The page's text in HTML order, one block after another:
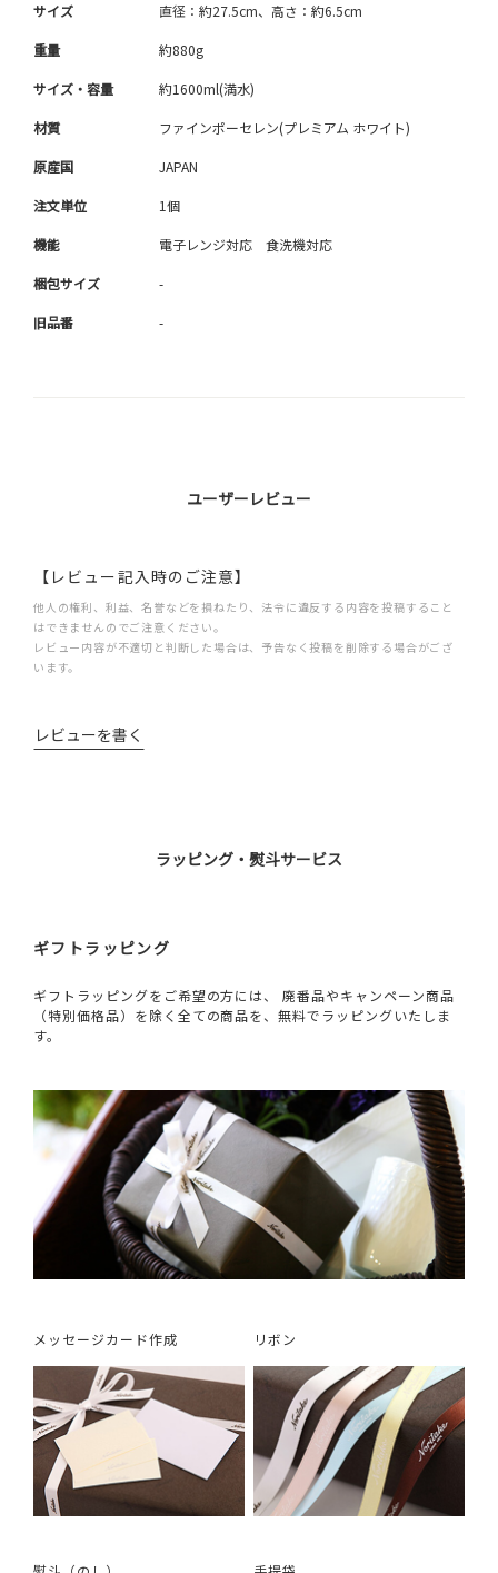
サイズ 直径：約27.5cm、高さ：約6.5cm
重量 約880g
サイズ・容量 約1600ml(満水)
材質 ファインポーセレン(プレミアム ホワイト)
原産国 JAPAN
注文単位 1個
機能 電子レンジ対応 食洗機対応
梱包サイズ -
旧品番 -
ユーザーレビュー
【レビュー記入時のご注意】
他人の権利、利益、名誉などを損ねたり、法令に違反する内容を投稿すること
はできませんのでご注意ください。
レビュー内容が不適切と判断した場合は、予告なく投稿を削除する場合がござ
います。
レビューを書く
ラッピング・熨斗サービス
ギフトラッピング
ギフトラッピングをご希望の方には、 廃番品やキャンペーン商品
（特別価格品）を除く全ての商品を、無料でラッピングいたしま
す。
メッセージカード作成 リボン